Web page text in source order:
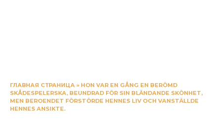
ГЛАВНАЯ СТРАНИЦА » HON VAR EN GÅNG EN BERÖMD
SKÅDESPELERSKA, BEUNDRAD FÖR SIN BLÄNDANDE SKÖNHET,
MEN BEROENDET FÖRSTÖRDE HENNES LIV OCH VANSTÄLLDE
HENNES ANSIKTE.